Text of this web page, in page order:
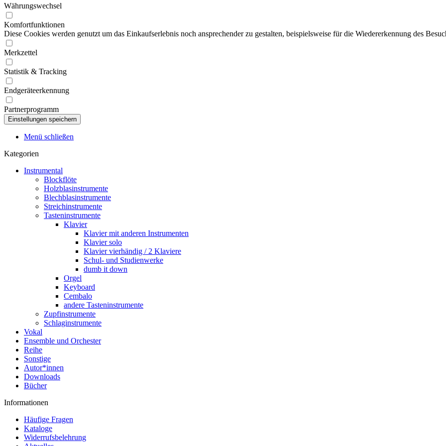
Währungswechsel
Komfortfunktionen
Diese Cookies werden genutzt um das Einkaufserlebnis noch ansprechender zu gestalten, beispielsweise für die Wiedererkennung des
Merkzettel
Statistik & Tracking
Endgeräteerkennung
Partnerprogramm
Menü schließen
Kategorien
Instrumental
Blockflöte
Holzblasinstrumente
Blechblasinstrumente
Streichinstrumente
Tasteninstrumente
Klavier
Klavier mit anderen Instrumenten
Klavier solo
Klavier vierhändig / 2 Klaviere
Schul- und Studienwerke
dumb it down
Orgel
Keyboard
Cembalo
andere Tasteninstrumente
Zupfinstrumente
Schlaginstrumente
Vokal
Ensemble und Orchester
Reihe
Sonstige
Autor*innen
Downloads
Bücher
Informationen
Häufige Fragen
Kataloge
Widerrufsbelehrung